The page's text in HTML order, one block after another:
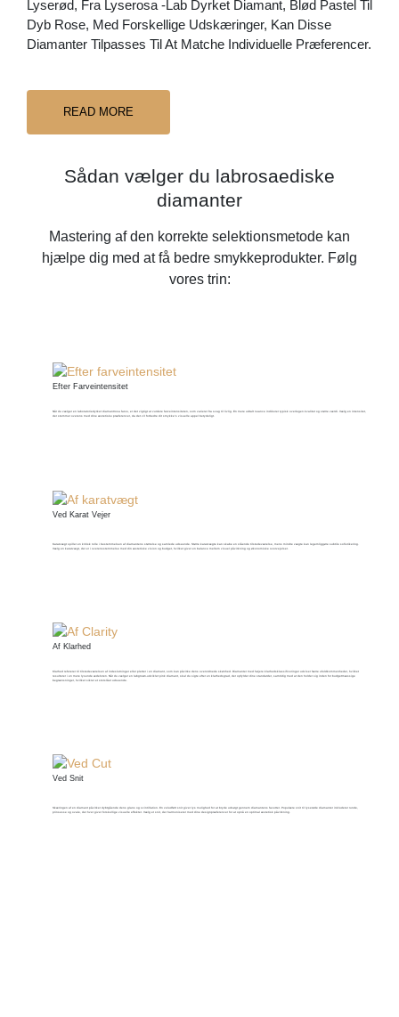
Lyserød, Fra Lyserosa -lab Dyrket Diamant, Blød Pastel Til
Dyb Rose, Med Forskellige Udskæringer, Kan Disse
Diamanter Tilpasses Til At Matche Individuelle Præferencer.
READ MORE
Sådan vælger du labrosaediske
diamanter
Mastering af den korrekte selektionsmetode kan
hjælpe dig med at få bedre smykkeprodukter. Følg
vores trin:
Efter Farveintensitet
Når du vælger en laboratoriedyrket diamantrosa farve, er det vigtigt at vurdere farveintensiteten, som varierer fra svag til livlig. En mere udtalt nuance indikerer typisk overlegen kvalitet og større værdi. Vælg en intensitet,
der stemmer overens med dine æstetiske præferencer, da det vil forbedre dit smykke's visuelle appel betydeligt.
Ved Karat Vejer
Karatvægt spiller en kritisk rolle i bestemmelsen af ​​diamantens størrelse og samlede udseende. Større karatvægte kan skabe en slående tilstedeværelse, mens mindre vægte kan legemliggøre subtile sofistikering.
Vælg en karatvægt, der er i overensstemmelse med din æstetiske vision og budget, hvilket giver en balance mellem visuel påvirkning og økonomiske overvejelser.
Af Klarhed
Klarhed refererer til tilstedeværelsen af ​​indeslutninger eller pletter i en diamant, som kan påvirke dens overordnede skønhed. Diamanter med højere klarhedsklassificeringer udviser færre ufuldkommenheder, hvilket
resulterer i en mere lysende ædelsten. Når du vælger en labgrown-udviklet pink diamant, skal du sigte efter en klarhedsgrad, der opfylder dine standarder, samtidig med at den holder sig inden for budgetmæssige
begrænsninger, hvilket sikrer et storslået udseende.
Ved Snit
Skæringen af ​​en diamant påvirker dybtgående dens glans og scintillation. En veludført snit giver lys mulighed for at bryde udsøgt gennem diamantens facetter. Populære snit til lyserøde diamanter inkluderer runde,
prinsesse og ovale, der hver giver forskellige visuelle effekter. Vælg et snit, der harmoniserer med dine designpræferencer for at opnå en optimal æstetisk påvirkning.